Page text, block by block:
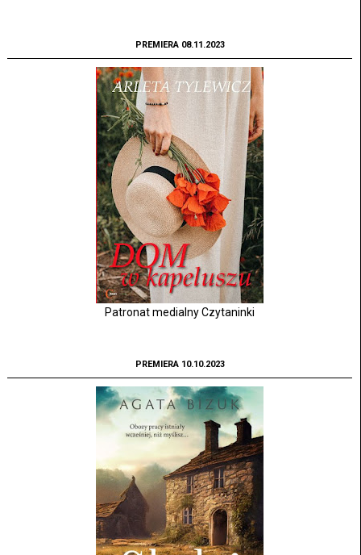
PREMIERA 08.11.2023
Patronat medialny Czytaninki
PREMIERA 10.10.2023